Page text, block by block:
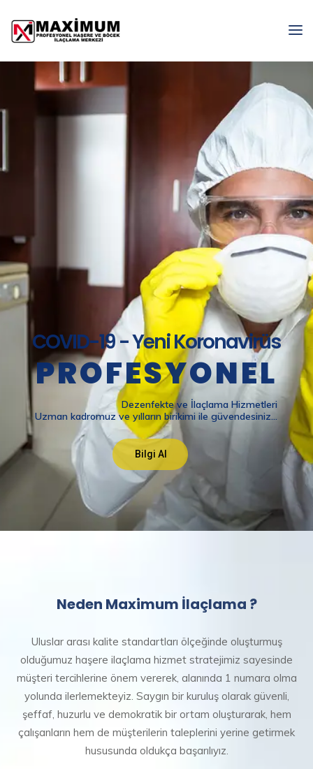
Neden Maximum İlaçlama ?
Uluslar arası kalite standartları ölçeğinde oluşturmuş
olduğumuz haşere ilaçlama hizmet stratejimiz sayesinde
müşteri tercihlerine önem vererek, alanında 1 numara olma
yolunda ilerlemekteyiz. Saygın bir kuruluş olarak güvenli,
şeffaf, huzurlu ve demokratik bir ortam oluşturarak, hem
çalışanların hem de müşterilerin taleplerini yerine getirmek
hususunda oldukça başarılıyız.